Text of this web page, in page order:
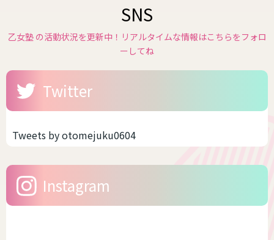
身長・プラスサイズのトラン
スジェンダー女性におススメ
できるファッションブランド
ど紹介致します。 ぜひ参考に
してみてください
高身
長・プラスサイズのトランス
ョンブランド Nissen - SMILE
LAND（ニッセン スマイルラ
門ブランドです • ...
悩みがある方にこそ着て欲し
いファッションの１つです。
体型を寸胴に作るのが一番綺
長いのを短くして着る前提な
豊富なブランドもあります。
SNS
乙女塾 の活動状況を更新中！リアルタイムな情報はこちらをフォロ
ーしてね
Twitter
Tweets by otomejuku0604
Instagram